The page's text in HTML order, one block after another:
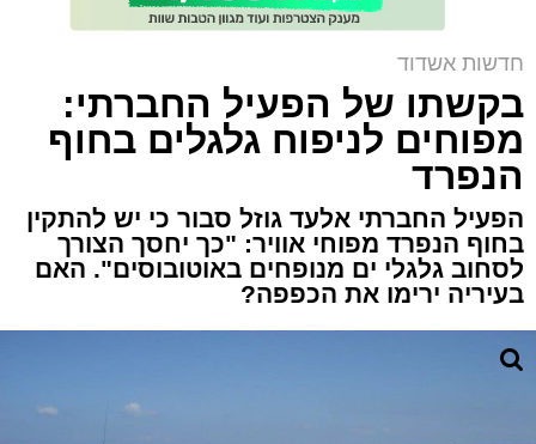
חדשות אשדוד
בקשתו של הפעיל החברתי:
מפוחים לניפוח גלגלים בחוף
הנפרד
הפעיל החברתי אלעד גוזל סבור כי יש להתקין
בחוף הנפרד מפוחי אוויר: "כך יחסך הצורך
לסחוב גלגלי ים מנופחים באוטובוסים". האם
בעיריה ירימו את הכפפה?